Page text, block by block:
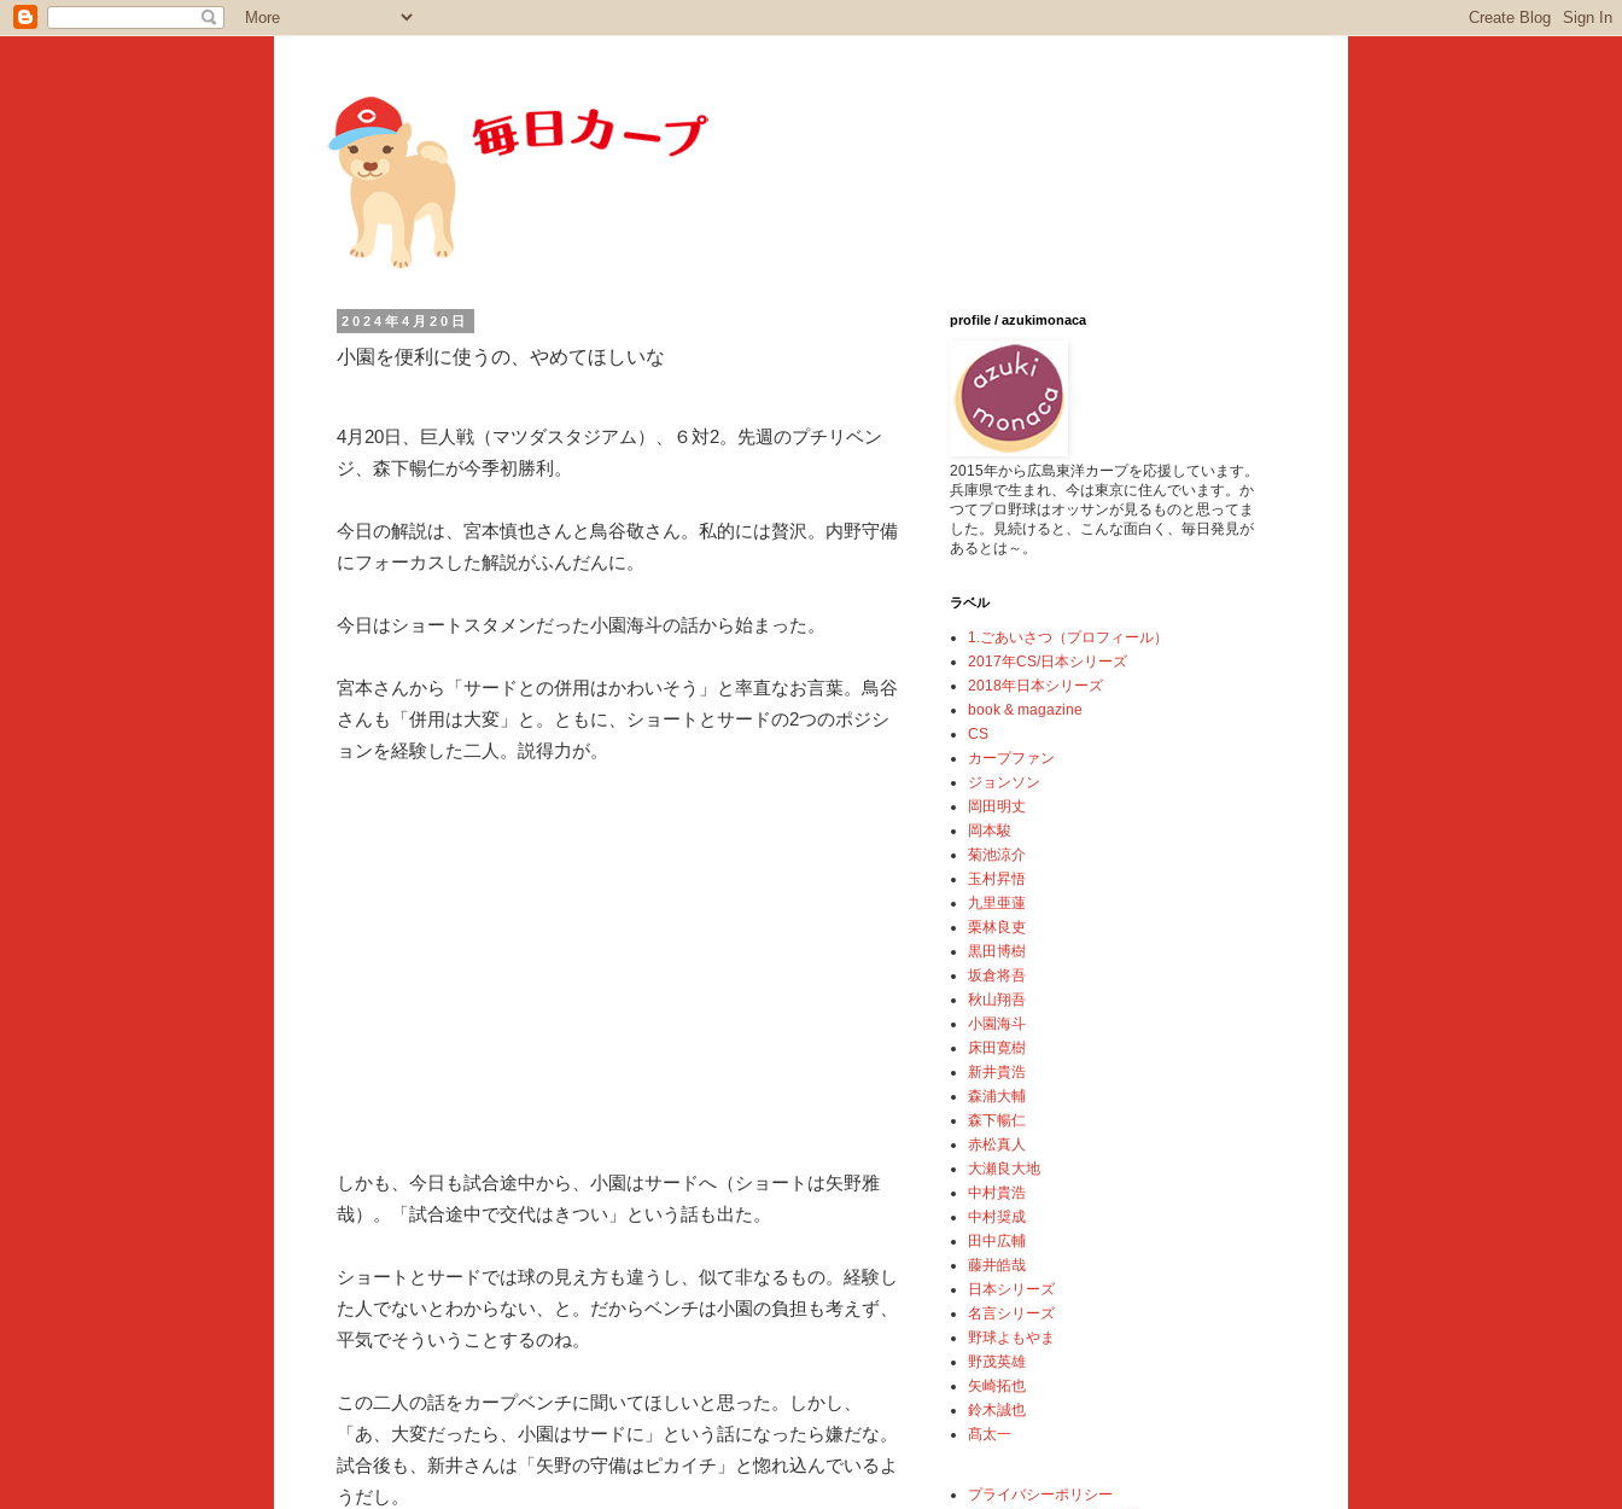
2024年4月20日
小園を便利に使うの、やめてほしいな
4月20日、巨人戦（マツダスタジアム）、６対2。先週のプチリベン
ジ、森下暢仁が今季初勝利。
今日の解説は、宮本慎也さんと鳥谷敬さん。私的には贅沢。内野守備
にフォーカスした解説がふんだんに。
今日はショートスタメンだった小園海斗の話から始まった。
宮本さんから「サードとの併用はかわいそう」と率直なお言葉。鳥谷
さんも「併用は大変」と。ともに、ショートとサードの2つのポジシ
ョンを経験した二人。説得力が。
しかも、今日も試合途中から、小園はサードへ（ショートは矢野雅
哉）。「試合途中で交代はきつい」という話も出た。
ショートとサードでは球の見え方も違うし、似て非なるもの。経験し
た人でないとわからない、と。だからベンチは小園の負担も考えず、
平気でそういうことするのね。
この二人の話をカープベンチに聞いてほしいと思った。しかし、
「あ、大変だったら、小園はサードに」という話になったら嫌だな。
試合後も、新井さんは「矢野の守備はピカイチ」と惚れ込んでいるよ
うだし。
profile / azukimonaca
2015年から広島東洋カープを応援しています。
兵庫県で生まれ、今は東京に住んでいます。か
つてプロ野球はオッサンが見るものと思ってま
した。見続けると、こんな面白く、毎日発見が
あるとは～。
ラベル
1.ごあいさつ（プロフィール）
2017年CS/日本シリーズ
2018年日本シリーズ
book & magazine
CS
カープファン
ジョンソン
岡田明丈
岡本駿
菊池涼介
玉村昇悟
九里亜蓮
栗林良吏
黒田博樹
坂倉将吾
秋山翔吾
小園海斗
床田寛樹
新井貴浩
森浦大輔
森下暢仁
赤松真人
大瀬良大地
中村貴浩
中村奨成
田中広輔
藤井皓哉
日本シリーズ
名言シリーズ
野球よもやま
野茂英雄
矢崎拓也
鈴木誠也
髙太一
プライバシーポリシー